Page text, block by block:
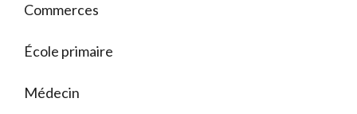
Commerces
École primaire
Médecin